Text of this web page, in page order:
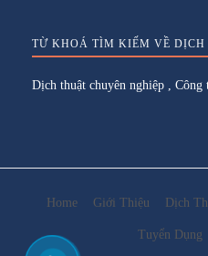
TỪ KHOÁ TÌM KIẾM VỀ DỊCH
Dịch thuật chuyên nghiệp , Công
Home Giới Thiệu Dịch
Tuyển Dụng